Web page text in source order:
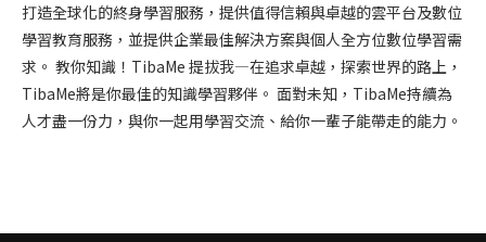
打造全球化的終身學習服務，提供值得信賴與卓越的雲平台及數位
學習教育服務，並提供企業最佳解決方案與個人全方位數位學習需
求。 教你知識！TibaMe 提拔我—在追求卓越，探索世界的路上，
TibaMe將是你最佳的知識學習夥伴。 面對未知，TibaMe持續為
人才盡一份力，與你一起用學習交流、給你一輩子能帶走的能力。